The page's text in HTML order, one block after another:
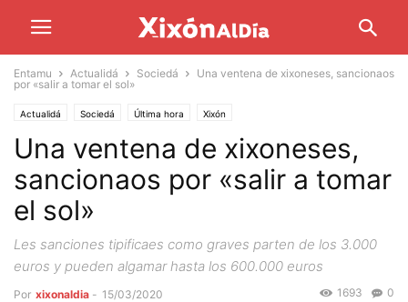
Entamu Actualidá Sociedá
Una ventena de xixoneses, sancionaos
por «salir a tomar el sol»
Actualidá Sociedá Última hora Xixón
Una ventena de xixoneses,
sancionaos por «salir a tomar
el sol»
Les sanciones tipificaes como graves parten de los 3.000
euros y pueden algamar hasta los 600.000 euros
Por xixonaldia - 15/03/2020 0
1693